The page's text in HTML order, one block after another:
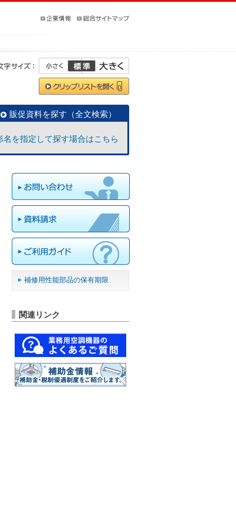
販促資料を探す（全文検索）
名を指定して探す場合はこちら
補修用性能部品の保有期限
関連リンク